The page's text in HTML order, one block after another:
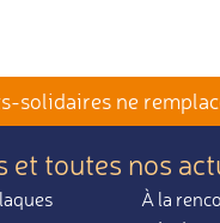
solidaires ne
et toutes nos
À la